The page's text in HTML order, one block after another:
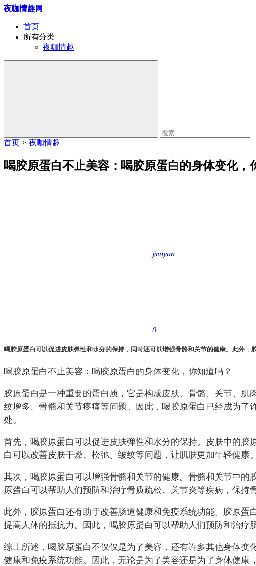
夜咖情趣网
首页
所有分类
夜咖情趣
首页 > 夜咖情趣
喝胶原蛋白不止美容：喝胶原蛋白的身体变化，
yanyan
0
喝胶原蛋白可以促进皮肤弹性和水分的保持，同时还可以增强骨骼和关节的健康。此外
喝胶原蛋白不止美容：喝胶原蛋白的身体变化，你知道吗？
胶原蛋白是一种重要的蛋白质，它是构成皮肤、骨骼、关节、
纹增多、骨骼和关节疼痛等问题。因此，喝胶原蛋白已经成为了
处。
首先，喝胶原蛋白可以促进皮肤弹性和水分的保持。皮肤中的
白可以改善皮肤干燥、松弛、皱纹等问题，让肌肤更加年轻健康。
其次，喝胶原蛋白可以增强骨骼和关节的健康。骨骼和关节中
原蛋白可以帮助人们预防和治疗骨质疏松、关节炎等疾病，保持
此外，胶原蛋白还有助于改善肠道健康和免疫系统功能。胶原
提高人体的抵抗力。因此，喝胶原蛋白可以帮助人们预防和治疗
综上所述，喝胶原蛋白不仅仅是为了美容，还有许多其他身体
健康和免疫系统功能。因此，无论是为了美容还是为了身体健康